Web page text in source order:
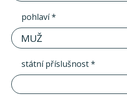
pohlaví *
MUŽ
státní příslušnost *